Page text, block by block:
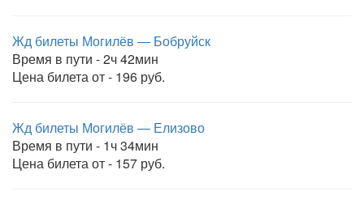
Жд билеты Могилёв — Бобруйск
Время в пути - 2ч 42мин
Цена билета от - 196 руб.
Жд билеты Могилёв — Елизово
Время в пути - 1ч 34мин
Цена билета от - 157 руб.